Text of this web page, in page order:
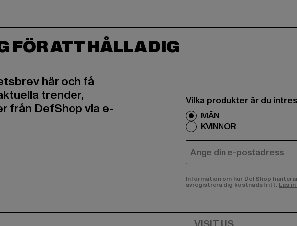
FÖR ATT HÅLLA DIG
här och få
trender,
från DefShop via e-
Vilka produkter är du
MÄN
KVINNOR
E-POST
Information om hur DefShop
avregistrera dig kostnadsfritt. Läs